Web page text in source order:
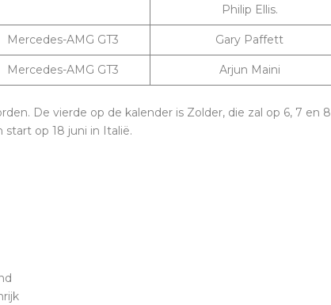
Philip Ellis.
Mercedes-AMG GT3 Gary Paffett
Mercedes-AMG GT3
Arjun Maini
De vierde op de kalender is Zolder, die zal op 6, 7 en 8
op 18 juni in Italië.